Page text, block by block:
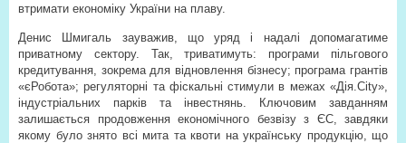
втримати економіку України на плаву.
Денис Шмигаль зауважив, що уряд і надалі допомагатиме
приватному сектору. Так, триватимуть: програми пільгового
кредитування, зокрема для відновлення бізнесу; програма грантів
«єРобота»; регуляторні та фіскальні стимули в межах «Дія.City»,
індустріальних парків та інвестнянь. Ключовим завданням
залишається продовження економічного безвізу з ЄС, завдяки
якому було знято всі мита та квоти на українську продукцію, що